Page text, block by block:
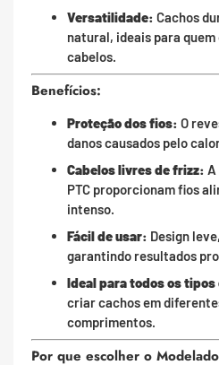
Versatilidade: Cachos
natural, ideais para
cabelos.
Benefícios:
Proteção dos fios: O
danos causados pelo
Cabelos livres de frizz: A
PTC proporcionam fios
intenso.
Fácil de usar: Design
garantindo resultados
Ideal para todos os tipos
criar cachos em
comprimentos.
Por que escolher o